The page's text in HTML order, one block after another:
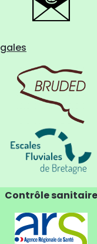
Contrôle sanitaire